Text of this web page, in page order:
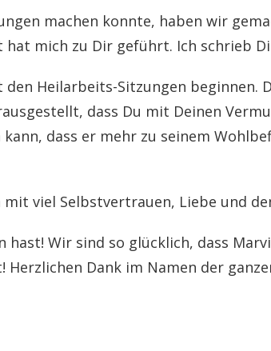
machen konnte, haben wir
hat mich zu Dir geführt. Ich schrieb
Heilarbeits-Sitzungen beginnen.
dass Du mit Deinen
dass er mehr zu seinem
viel Selbstvertrauen, Liebe und
hast! Wir sind so glücklich, dass
Dank im Namen der